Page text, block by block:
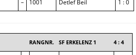
– 1001 Detlef Beil 1 : 0
RANGNR. SF ERKELENZ 1 4 : 4